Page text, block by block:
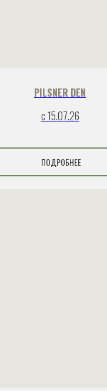
PILSNER DEN
с 15.07.26
ПОДРОБНЕЕ